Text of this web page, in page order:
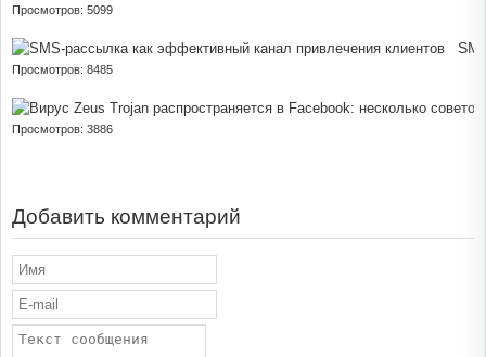
Просмотров: 5099
Просмотров: 8485
Просмотров: 3886
Добавить комментарий